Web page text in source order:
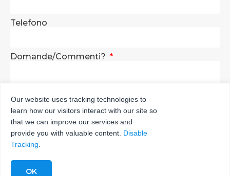
Telefono
Domande/Commenti?
INVIA
Our website uses tracking technologies to
learn how our visitors interact with our site so
that we can improve our services and
provide you with valuable content. Disable
Tracking